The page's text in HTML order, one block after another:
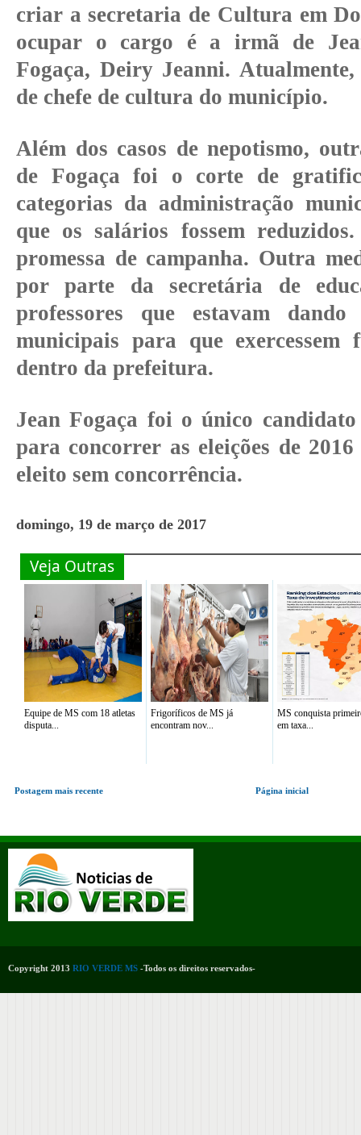
criar a secretaria de Cultura em
ocupar o cargo é a irmã de
Fogaça, Deiry Jeanni.
de chefe de cultura do município.
Além dos casos de nepotismo,
de Fogaça foi o corte de
categorias da administração
que os salários fossem
promessa de campanha. Outra
por parte da secretária de
professores que estavam
municipais para que exercessem
dentro da prefeitura.
Jean Fogaça foi o único
para concorrer as eleições de
eleito sem concorrência.
domingo, 19 de março de 2017
Veja Outras
Equipe de MS com 18 atletas
disputa...
Frigoríficos de MS já
encontram nov...
MS conquista
em taxa...
Postagem mais recente Página inicial
Copyright 2013 RIO VERDE MS -Todos os direitos reservados-